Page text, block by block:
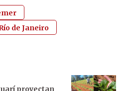
de Janeiro
proyectan